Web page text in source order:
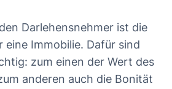
Darlehensnehmer ist die
eine Immobilie. Dafür sind
zum einen der Wert des
anderen auch die Bonität